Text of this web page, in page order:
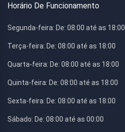
Horário De Funcionamento
Segunda-feira: De: 08:00 até as 18:00
Terça-feira: De: 08:00 até as 18:00
Quarta-feira: De: 08:00 até as 18:00
Quinta-feira: De: 08:00 até as 18:00
Sexta-feira: De: 08:00 até as 18:00
Sábado: De: 08:00 até as 00:00